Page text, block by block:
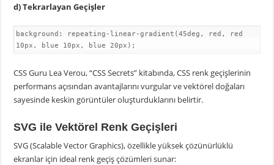
d) Tekrarlayan Geçişler
background: repeating-linear-gradient(45deg, red, red
10px, blue 10px, blue 20px);
CSS Guru Lea Verou, “CSS Secrets” kitabında, CSS renk geçişlerinin
performans açısından avantajlarını vurgular ve vektörel doğaları
sayesinde keskin görüntüler oluşturduklarını belirtir.
SVG ile Vektörel Renk Geçişleri
SVG (Scalable Vector Graphics), özellikle yüksek çözünürlüklü
ekranlar için ideal renk geçiş çözümleri sunar: